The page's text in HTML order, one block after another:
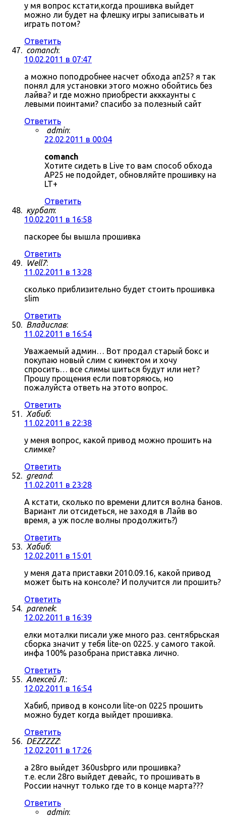
у мя вопрос кстати,когда прошивка выйдет
можно ли будет на флешку игры записывать и
играть потом?
Ответить
comanch:
10.02.2011 в 07:47
а можно поподробнее насчет обхода ап25? я так
понял для установки этого можно обойтись без
лайва? и где можно приобрести акккаунты с
левыми поинтами? спасибо за полезный сайт
Ответить
admin:
22.02.2011 в 00:04
comanch
Хотите сидеть в Live то вам способ обхода
AP25 не подойдет, обновляйте прошивку на
LT+
Ответить
курбат:
10.02.2011 в 16:58
паскорее бы вышла прошивка
Ответить
Well7:
11.02.2011 в 13:28
сколько приблизительно будет стоить прошивка
slim
Ответить
Владислав:
11.02.2011 в 16:54
Уважаемый админ… Вот продал старый бокс и
покупаю новый слим с кинектом и хочу
спросить… все слимы шиться будут или нет?
Прошу прощения если повторяюсь, но
пожалуйста ответь на этото вопрос.
Ответить
Хабиб:
11.02.2011 в 22:38
у меня вопрос, какой привод можно прошить на
слимке?
Ответить
greand:
11.02.2011 в 23:28
А кстати, сколько по времени длится волна банов.
Вариант ли отсидеться, не заходя в Лайв во
время, а уж после волны продолжить?)
Ответить
Хабиб:
12.02.2011 в 15:01
у меня дата приставки 2010.09.16, какой привод
может быть на консоле? И получится ли прошить?
Ответить
parenek:
12.02.2011 в 16:39
елки моталки писали уже много раз. сентябрьская
сборка значит у тебя lite-on 0225. у самого такой.
инфа 100% разобрана приставка лично.
Ответить
Алексей Л.:
12.02.2011 в 16:54
Хабиб, привод в консоли lite-on 0225 прошить
можно будет когда выйдет прошивка.
Ответить
DEZZZZZ:
12.02.2011 в 17:26
а 28го выйдет 360usbpro или прошивка?
т.е. если 28го выйдет девайс, то прошивать в
России начнут только где то в конце марта???
Ответить
admin: